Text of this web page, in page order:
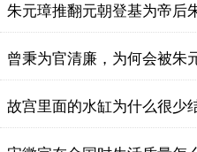
朱元璋推翻元朝登基为帝后
曾秉为官清廉，为何会被朱
故宫里面的水缸为什么很少